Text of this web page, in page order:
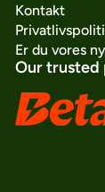
Kontakt
Er du vores
Our trusted